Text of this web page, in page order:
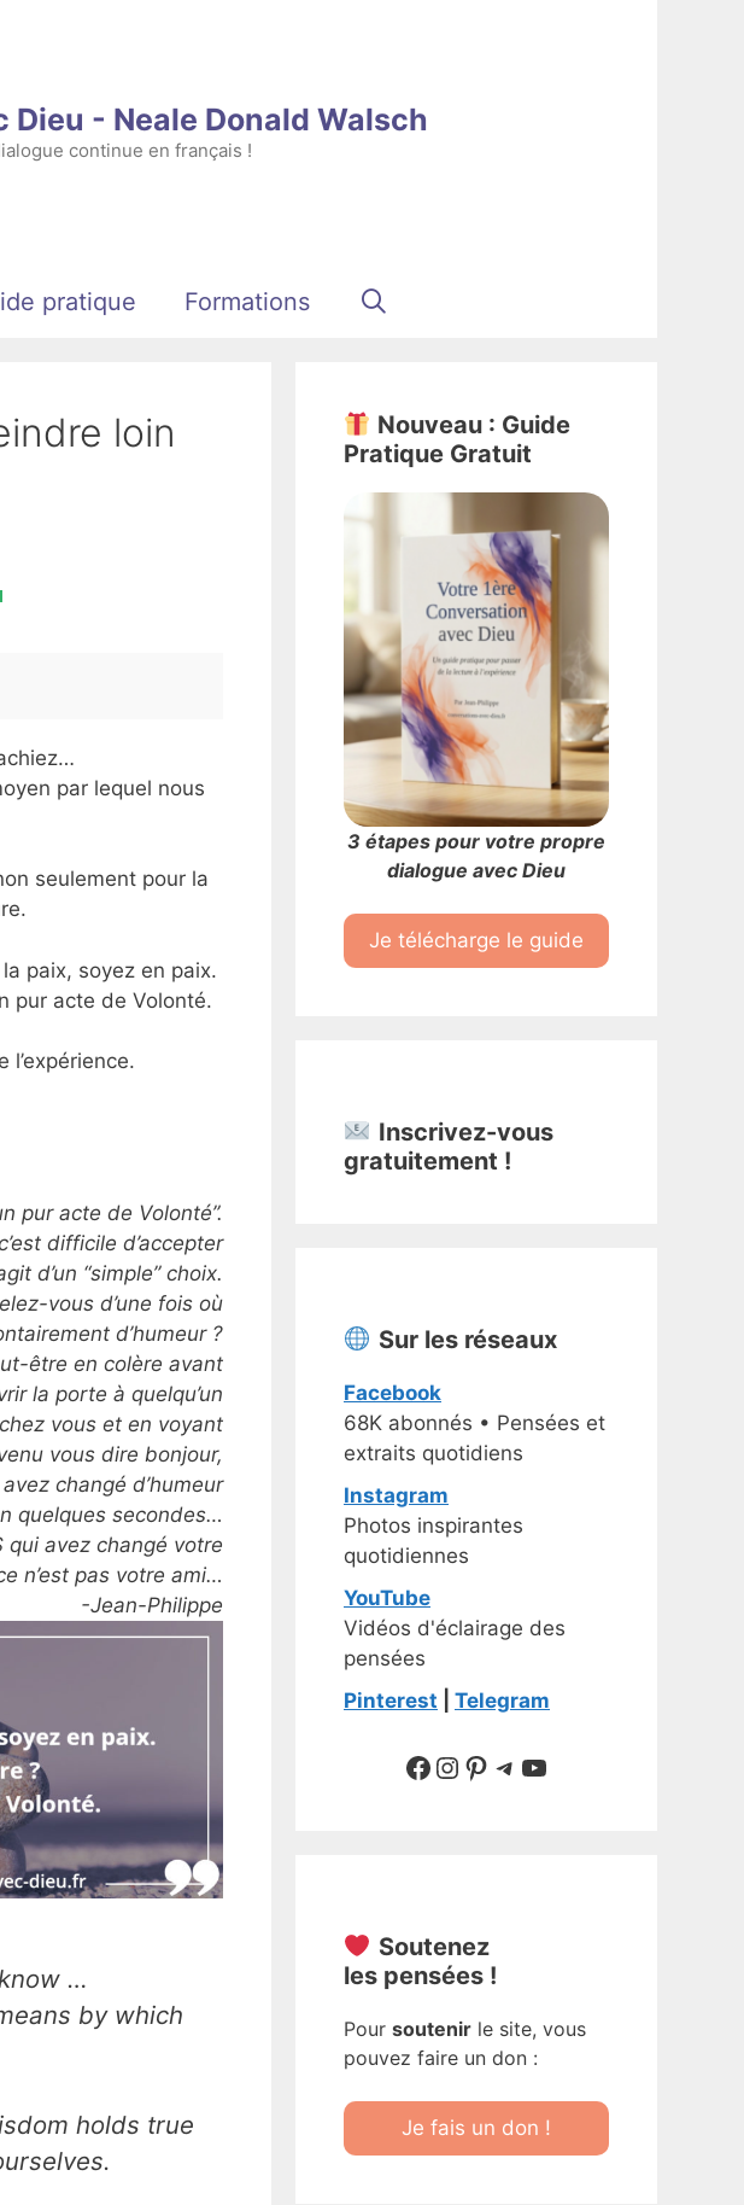
- Neale Donald Walsch
continue en français !
pratique Formations
loin
par lequel nous
seulement pour la
paix, soyez en paix.
pur acte de Volonté.
pur acte de Volonté”.
difficile d’accepter
d’un “simple” choix.
vous d’une fois où
d’humeur ?
être en colère avant
la porte à quelqu’un
vous et en voyant
vous dire bonjour,
changé d’humeur
quelques secondes…
qui avez changé votre
n’est pas votre ami…
-Jean-Philippe
…
by which
holds true
Nouveau : Guide
Pratique Gratuit
3 étapes pour votre propre
dialogue avec Dieu
Je télécharge le guide
Inscrivez-vous
gratuitement !
Sur les réseaux
Facebook
68K abonnés • Pensées et
extraits quotidiens
Instagram
Photos inspirantes
quotidiennes
YouTube
Vidéos d'éclairage des
pensées
Pinterest
Telegram
Suivre sur Facebook
Suivre sur Instagram
Pinterest
Sur Telegram
YouTube
Soutenez
les pensées !
Pour soutenir le site, vous
pouvez faire un don :
Je fais un don !